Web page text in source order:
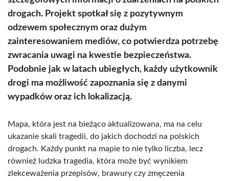
drogach. Projekt spotkał się z pozytywnym
odzewem społecznym oraz dużym
zainteresowaniem mediów, co potwierdza potrzebę
zwracania uwagi na kwestie bezpieczeństwa.
Podobnie jak w latach ubiegłych, każdy użytkownik
drogi ma możliwość zapoznania się z danymi
wypadków oraz ich lokalizacją.
Mapa, która jest na bieżąco aktualizowana, ma na celu
ukazanie skali tragedii, do jakich dochodzi na polskich
drogach. Każdy punkt na mapie to nie tylko liczba, lecz
również ludzka tragedia, która może być wynikiem
zlekceważenia przepisów, brawury czy zmęczenia